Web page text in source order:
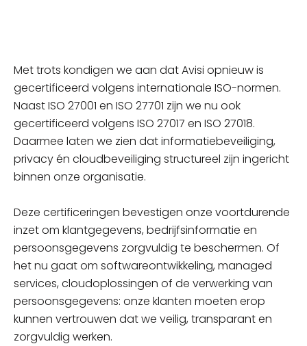
Mettrots kondigen we aan dat Avisi opnieuw is
gecertificeerd volgens internationale ISO-normen.
Naast ISO 27001 en ISO 27701 zijn we nu ook
gecertificeerd volgens ISO 27017 en ISO 27018.
Daarmee laten we zien dat informatiebeveiliging,
privacy én cloudbeveiliging structureel zijn ingericht
binnen onze organisatie.
Deze certificeringen bevestigen onze voortdurende
inzet om klantgegevens, bedrijfsinformatie en
persoonsgegevens zorgvuldig te beschermen. Of
het nu gaat om softwareontwikkeling, managed
services, cloudoplossingen of de verwerking van
persoonsgegevens: onze klanten moeten erop
kunnen vertrouwen dat we veilig, transparant en
zorgvuldig werken.